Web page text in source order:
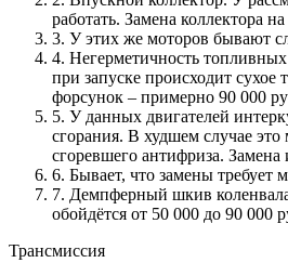
работать. Замена коллектора
3. У этих же моторов бывают
4. Негерметичность
при запуске происходит
форсунок – примерно 90 000
5. У данных двигателей
сгорания. В худшем случае
сгоревшего антифриза.
6. Бывает, что замены требует
7. Демпферный шкив
обойдётся от 50 000 до 90 000
Трансмиссия